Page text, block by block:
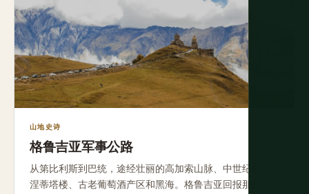
山地史诗
格鲁吉亚军事公路
从第比利斯到巴统，途经壮丽的高加索山脉、中世纪斯瓦
涅蒂塔楼、古老葡萄酒产区和黑海。格鲁吉亚回报那些选